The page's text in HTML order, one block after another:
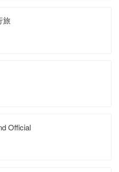
旅
Official